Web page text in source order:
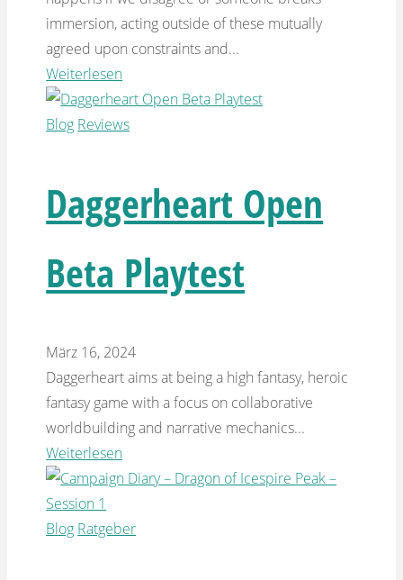
immersion, acting outside of these mutually
agreed upon constraints and...
Weiterlesen
Blog Reviews
Daggerheart Open
Beta Playtest
März 16, 2024
Daggerheart aims at being a high fantasy, heroic
fantasy game with a focus on collaborative
worldbuilding and narrative mechanics...
Weiterlesen
Blog Ratgeber